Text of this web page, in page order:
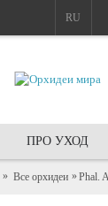
RU
ПРО УХОД
Все орхидеи Phal.